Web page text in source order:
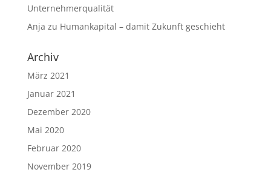
Unternehmerqualität
Anja zu Humankapital – damit Zukunft geschieht
Archiv
März 2021
Januar 2021
Dezember 2020
Mai 2020
Februar 2020
November 2019